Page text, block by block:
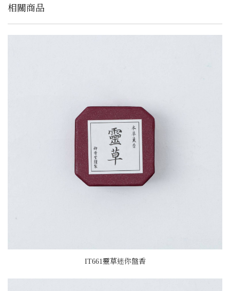
相關商品
IT661靈草迷你盤香